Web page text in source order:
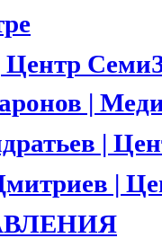
Центр
|
|
|